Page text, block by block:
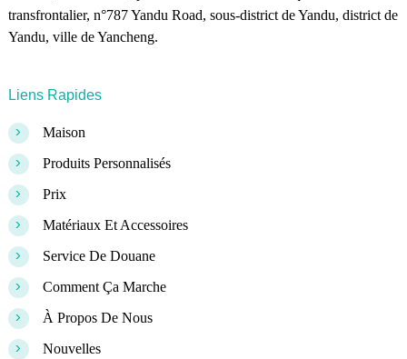
transfrontalier, n°787 Yandu Road, sous-district de Yandu, district de
Yandu, ville de Yancheng.
Liens Rapides
> Maison
> Produits Personnalisés
> Prix
> Matériaux Et Accessoires
> Service De Douane
> Comment Ça Marche
> À Propos De Nous
> Nouvelles